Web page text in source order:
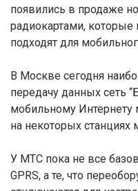
появились в продаже
радиокартами, которые
подходят для
В Москве сегодня
передачу данных сеть
мобильному
на некоторых станциях
У МТС пока не все
GPRS, а те, что